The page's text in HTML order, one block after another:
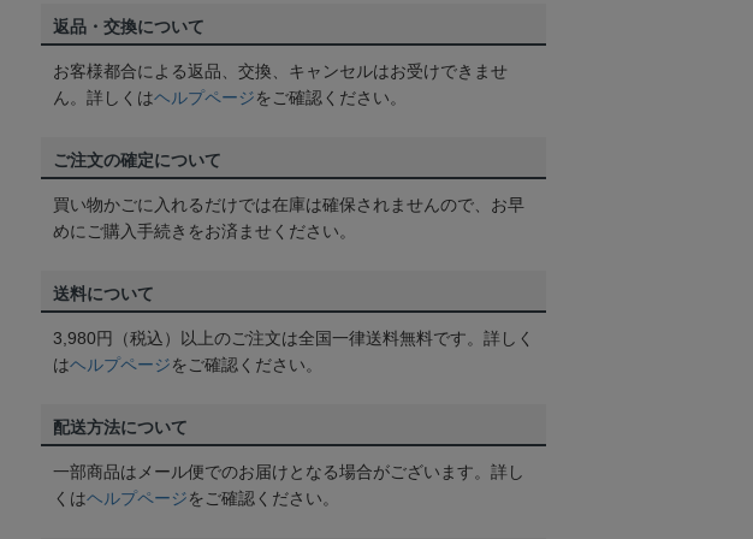
返品・交換について
お客様都合による返品、交換、キャンセルはお受けできませ
ん。詳しくはヘルプページをご確認ください。
ご注文の確定について
買い物かごに入れるだけでは在庫は確保されませんので、お早
めにご購入手続きをお済ませください。
送料について
3,980円（税込）以上のご注文は全国一律送料無料です。詳しく
はヘルプページをご確認ください。
配送方法について
一部商品はメール便でのお届けとなる場合がございます。詳し
くはヘルプページをご確認ください。